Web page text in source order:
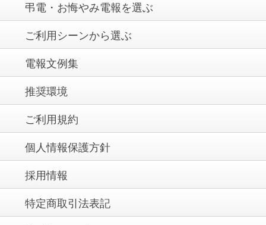
弔電・お悔やみ電報を選ぶ
ご利用シーンから選ぶ
電報文例集
推奨環境
ご利用規約
個人情報保護方針
採用情報
特定商取引法表記